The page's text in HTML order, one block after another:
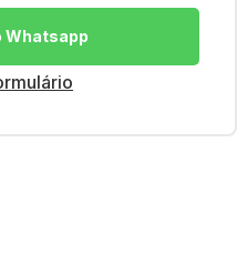
Whatsapp